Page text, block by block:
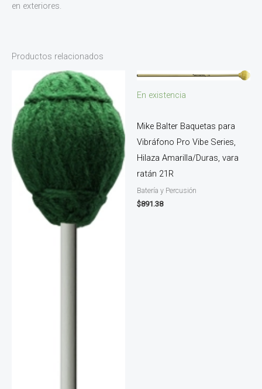
en exteriores.
Productos relacionados
En existencia
Mike Balter Baquetas para
Vibráfono Pro Vibe Series,
Hilaza Amarilla/Duras, vara
ratán 21R
Batería y Percusión
$891.38